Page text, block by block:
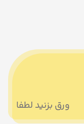
ورق بزنید لطفا